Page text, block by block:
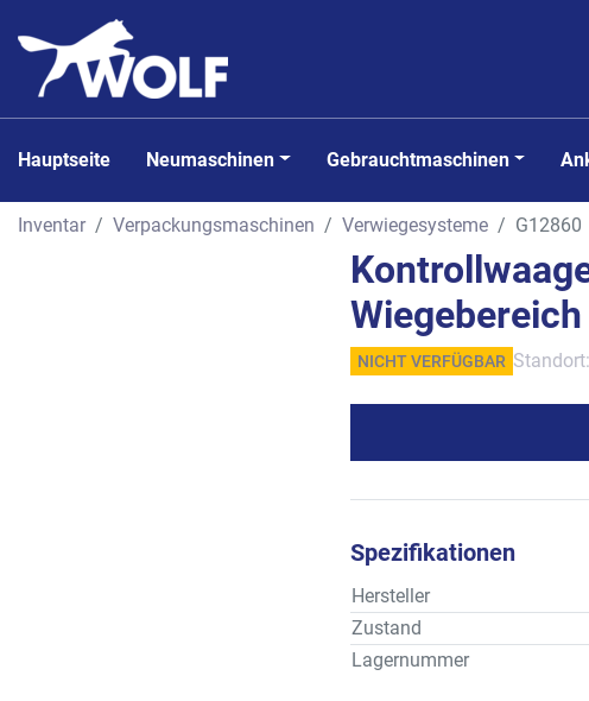
Hauptseite Neumaschinen Gebrauchtmaschinen
Inventar Verpackungsmaschinen Verwiegesysteme G12860
NICHT VERFÜGBAR Standort:
Spezifikationen
Hersteller
Zustand
Lagernummer